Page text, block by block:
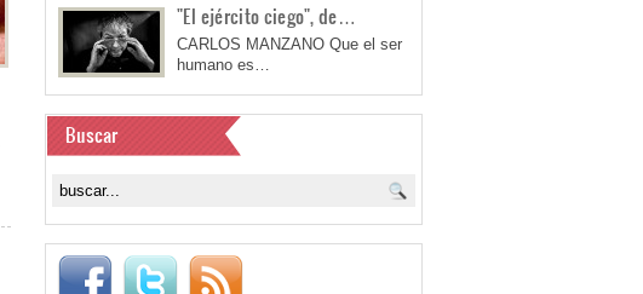
"El ejército ciego", de…
CARLOS MANZANO Que el ser
humano es…
Buscar